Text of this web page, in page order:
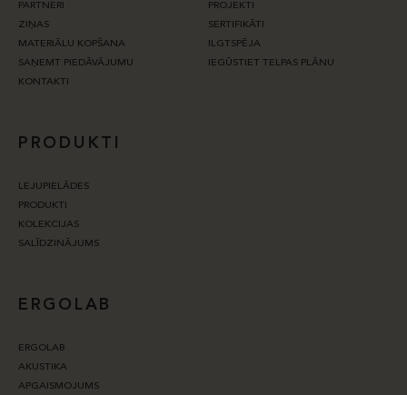
PARTNERI
PROJEKTI
ZIŅAS
SERTIFIKĀTI
MATERIĀLU KOPŠANA
ILGTSPĒJA
SAŅEMT PIEDĀVĀJUMU
IEGŪSTIET TELPAS PLĀNU
KONTAKTI
PRODUKTI
LEJUPIELĀDES
PRODUKTI
KOLEKCIJAS
SALĪDZINĀJUMS
ERGOLAB
ERGOLAB
AKUSTIKA
APGAISMOJUMS